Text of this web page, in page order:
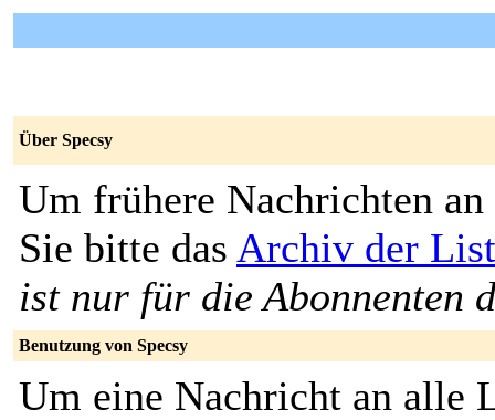
Über Specsy
Um frühere Nachrichten an
Sie bitte das Archiv der
ist nur für die Abonnenten
Benutzung von Specsy
Um eine Nachricht an alle